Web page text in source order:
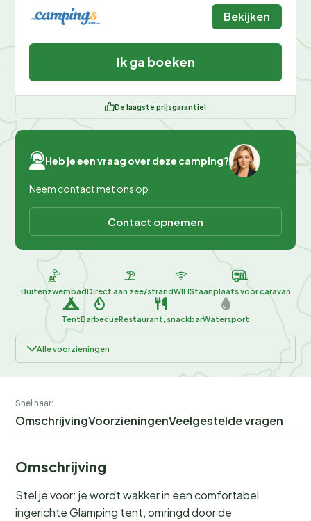
Bekijken
Ik ga boeken
De laagste prijsgarantie!
Heb je een vraag over deze camping?
Neem contact met ons op
Contact opnemen
BuitenzwembadDirect aan zee/strandWIFIStaanplaats voor caravan
TentBarbecueRestaurant, snackbarWatersport
Alle voorzieningen
Snel naar:
OmschrijvingVoorzieningenVeelgestelde vragen
Omschrijving
Stel je voor: je wordt wakker in een comfortabel
ingerichte Glamping tent, omringd door de